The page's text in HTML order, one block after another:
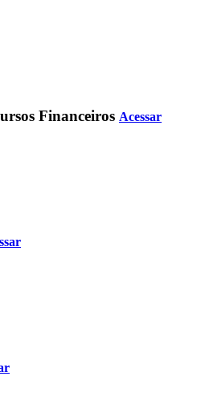
Financeiros Acessar